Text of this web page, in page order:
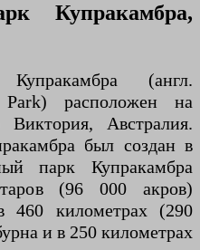
Купракамбра,
(англ.
Park) расположен на
Австралия.
был создан в
парк Купракамбра
(96 000 акров)
460 километрах (290
и в 250 километрах